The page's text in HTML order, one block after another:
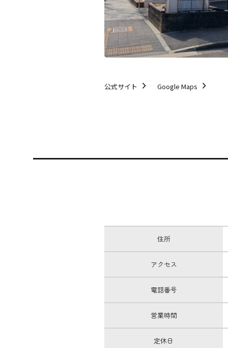
公式サイト Google Maps
住所
アクセス
電話番号
営業時間
定休日